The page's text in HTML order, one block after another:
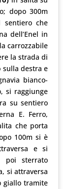
dopo 300m
che
dell’Enel in
carrozzabile
la strada di
sulla destra e
bianco-
si raggiunge
su sentiero
E. Ferro,
che porta
100m si è
e si
poi sterrato
si attraversa
giallo tramite